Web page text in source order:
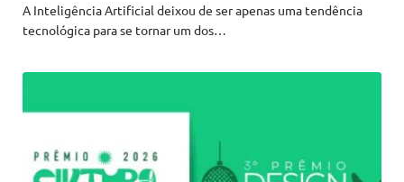
A Inteligência Artificial deixou de ser apenas uma tendência
tecnológica para se tornar um dos…